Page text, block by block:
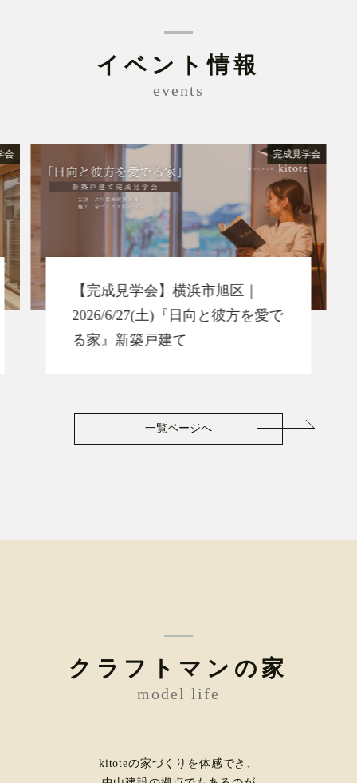
イベント情報
events
会 完成見学会
【完成見学会】横浜市旭区｜
2026/6/27(土)『日向と彼方を愛で
る家』新築戸建て
一覧ページへ
クラフトマンの家
model life
kitoteの家づくりを体感でき、